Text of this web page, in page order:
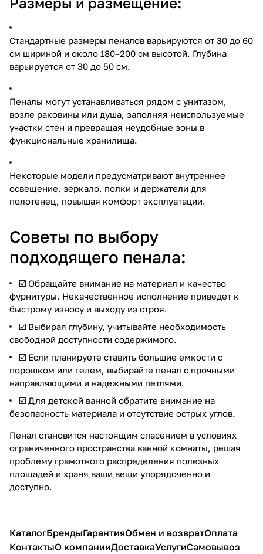
Стандартные размеры пеналов варьируются от 30 до 60
см шириной и около 180–200 см высотой. Глубина
варьируется от 30 до 50 см.
Пеналы могут устанавливаться рядом с унитазом,
возле раковины или душа, заполняя неиспользуемые
участки стен и превращая неудобные зоны в
функциональные хранилища.
Некоторые модели предусматривают внутреннее
освещение, зеркало, полки и держатели для
полотенец, повышая комфорт эксплуатации.
Советы по выбору
подходящего пенала:
☑️ Обращайте внимание на материал и качество
фурнитуры. Некачественное исполнение приведет к
быстрому износу и выходу из строя.
☑️ Выбирая глубину, учитывайте необходимость
свободной доступности содержимого.
☑️ Если планируете ставить большие емкости с
порошком или гелем, выбирайте пенал с прочными
направляющими и надежными петлями.
☑️ Для детской ванной обратите внимание на
безопасность материала и отсутствие острых углов.
Пенал становится настоящим спасением в условиях
ограниченного пространства ванной комнаты, решая
проблему грамотного распределения полезных
площадей и храня ваши вещи упорядоченно и
доступно.
КаталогБрендыГарантияОбмен и возвратОплата
КонтактыО компанииДоставкаУслугиСамовывоз